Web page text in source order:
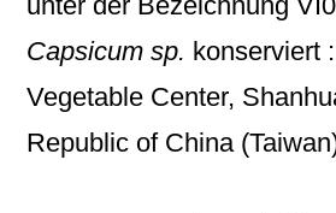
Capsicum sp. konserviert
Vegetable Center,
Republic of China